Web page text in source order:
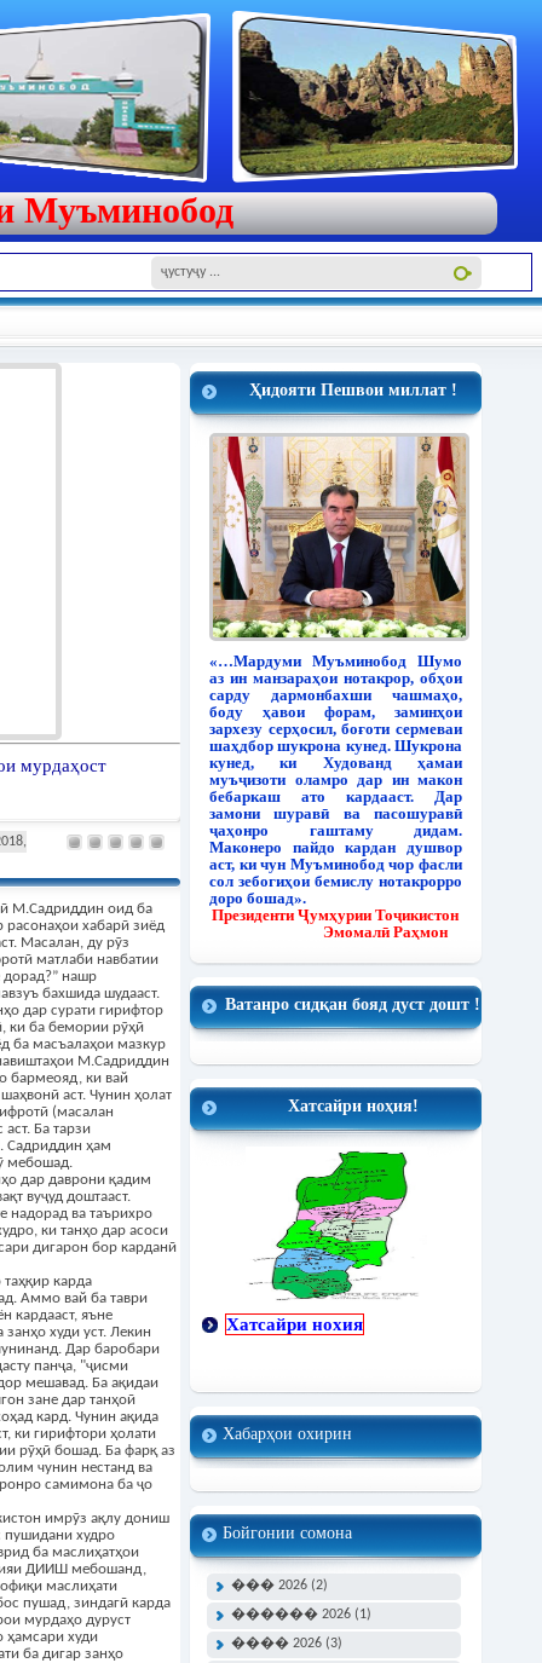
Муъминобод
Ҳидояти Пешвои миллат !
«…Мардуми Муъминобод Шумо
аз ин манзараҳои нотакрор, обҳои
сарду дармонбахши чашмаҳо,
боду ҳавои форам, заминҳои
зархезу серҳосил, боғоти сермеваи
шаҳдбор шукрона кунед. Шукрона
кунед, ки Худованд ҳамаи
муъҷизоти оламро дар ин макон
бебаркаш ато кардааст. Дар
замони шуравӣ ва пасошуравӣ
ҷаҳонро гаштаму дидам.
Маконеро пайдо кардан душвор
аст, ки чун Муъминобод чор фасли
сол зебогиҳои бемислу нотакрорро
доро бошад».
Президенти Ҷумҳурии Тоҷикистон
Эмомалӣ Раҳмон
Ватанро сидқан бояд дуст дошт !
Хатсайри ноҳия!
Хатсайри нохия
Хабарҳои охирин
Бойгонии сомона
��� 2026 (2)
������ 2026 (1)
���� 2026 (3)
мурдаҳост
М.Садриддин оид ба
расонаҳои хабарӣ зиёд
Масалан, ду рӯз
матлаби навбатии
дорад?” нашр
бахшида шудааст.
дар сурати гирифтор
ки ба бемории рӯҳӣ
ба масъалаҳои мазкур
М.Садриддин
бармеояд, ки вай
аст. Чунин ҳолат
(масалан
Ба тарзи
Садриддин ҳам
мебошад.
дар даврони қадим
вуҷуд доштааст.
надорад ва таърихро
ки танҳо дар асоси
дигарон бор карданӣ
карда
Аммо вай ба таври
кардааст, яъне
худи уст. Лекин
Дар баробари
панҷа, "ҷисми
мешавад. Ба ақидаи
зане дар танҳоӣ
кард. Чунин ақида
ки гирифтори ҳолати
рӯҳӣ бошад. Ба фарқ аз
чунин нестанд ва
самимона ба ҷо
имрӯз ақлу дониш
пушидани худро
ба маслиҳатҳои
ДИИШ мебошанд,
маслиҳати
пушад, зиндагӣ карда
мурдаҳо дуруст
ҳамсари худи
ба дигар занҳо